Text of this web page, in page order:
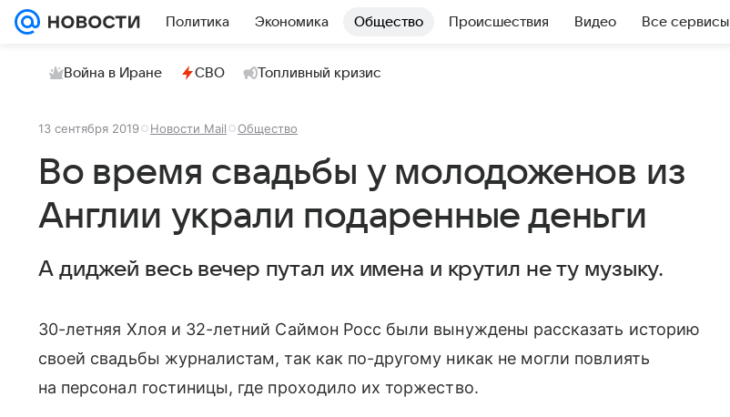
Политика Экономика Общество Происшествия Видео Все сервисы
Война в Иране СВО Топливный кризис
13 сентября 2019 Новости Mail Общество
Во время свадьбы у молодоженов из
Англии украли подаренные деньги
А диджей весь вечер путал их имена и крутил не ту музыку.
30-летняя Хлоя и 32-летний Саймон Росс были вынуждены рассказать историю
своей свадьбы журналистам, так как по-другому никак не могли повлиять
на персонал гостиницы, где проходило их торжество.